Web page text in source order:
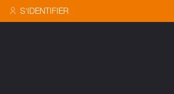
S'IDENTIFIER